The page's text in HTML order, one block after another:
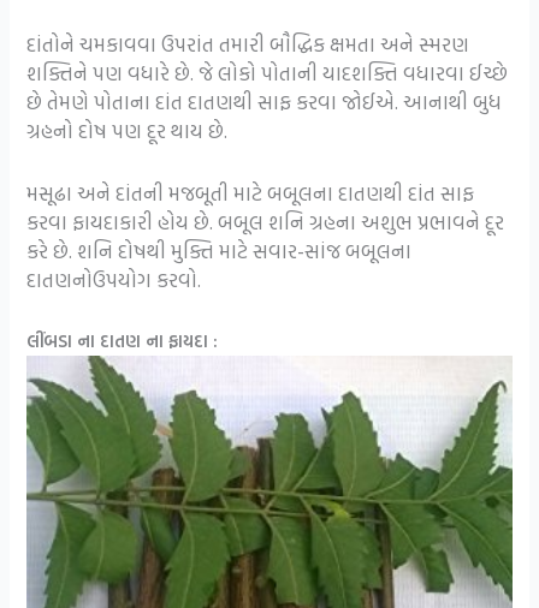
દાંતોને ચમકાવવા ઉપરાંત તમારી બૌદ્ધિક ક્ષમતા અને સ્મરણ
શક્તિને પણ વધારે છે. જે લોકો પોતાની યાદશક્તિ વધારવા ઈચ્છે
છે તેમણે પોતાના દાંત દાતણથી સાફ કરવા જોઈએ. આનાથી બુધ
ગ્રહનો દોષ પણ દૂર થાય છે.
મસૂઢા અને દાંતની મજબૂતી માટે બબૂલના દાતણથી દાંત સાફ
કરવા ફાયદાકારી હોય છે. બબૂલ શનિ ગ્રહના અશુભ પ્રભાવને દૂર
કરે છે. શનિ દોષથી મુક્તિ માટે સવાર-સાંજ બબૂલના
દાતણનોઉપયોગ કરવો.
લીંબડા ના દાતણ ના ફાયદા :